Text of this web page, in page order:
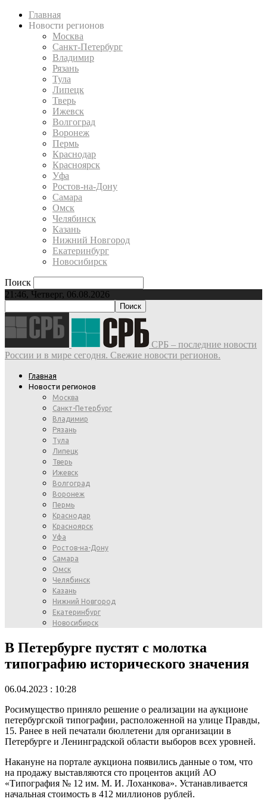
Главная
Новости регионов
Москва
Санкт-Петербург
Владимир
Рязань
Тула
Липецк
Тверь
Ижевск
Волгоград
Воронеж
Пермь
Краснодар
Красноярск
Уфа
Ростов-на-Дону
Самара
Омск
Челябинск
Казань
Нижний Новгород
Екатеринбург
Новосибирск
Поиск
21:46, Четверг, 06.08.2026
СРБ – последние новости
России и в мире сегодня. Свежие новости регионов.
Главная
Новости регионов
Москва
Санкт-Петербург
Владимир
Рязань
Тула
Липецк
Тверь
Ижевск
Волгоград
Воронеж
Пермь
Краснодар
Красноярск
Уфа
Ростов-на-Дону
Самара
Омск
Челябинск
Казань
Нижний Новгород
Екатеринбург
Новосибирск
В Петербурге пустят с молотка
типографию исторического значения
06.04.2023 : 10:28
Росимущество приняло решение о реализации на аукционе
петербургской типографии, расположенной на улице Правды,
15. Ранее в ней печатали бюллетени для организации в
Петербурге и Ленинградской области выборов всех уровней.
Накануне на портале аукциона появились данные о том, что
на продажу выставляются сто процентов акций АО
«Типография № 12 им. М. И. Лоханкова». Устанавливается
начальная стоимость в 412 миллионов рублей.